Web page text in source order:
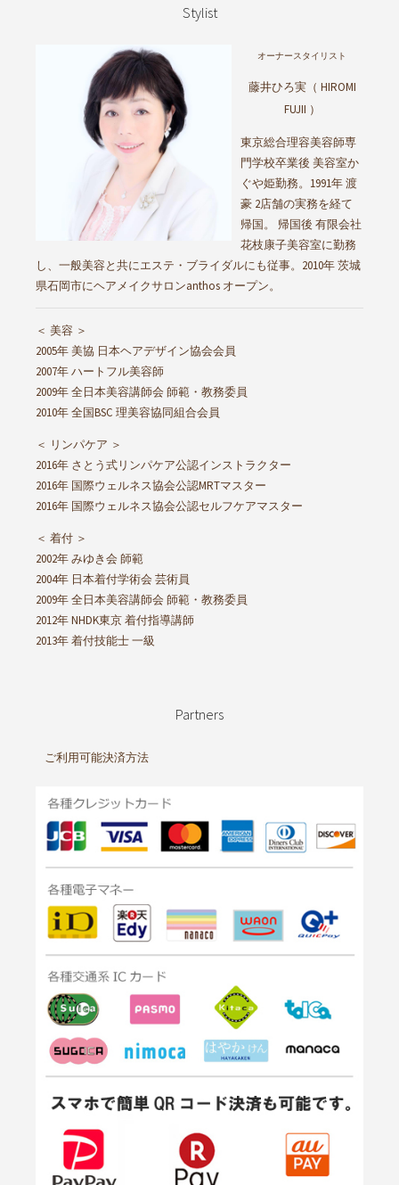
Stylist
オーナースタイリスト
藤井ひろ実（ HIROMI
FUJII ）
東京総合理容美容師専
門学校卒業後 美容室か
ぐや姫勤務。1991年 渡
豪 2店舗の実務を経て
帰国。 帰国後 有限会社
花枝康子美容室に勤務
し、一般美容と共にエステ・ブライダルにも従事。2010年 茨城
県石岡市にヘアメイクサロンanthos オープン。
＜ 美容 ＞
2005年 美協 日本ヘアデザイン協会会員
2007年 ハートフル美容師
2009年 全日本美容講師会 師範・教務委員
2010年 全国BSC 理美容協同組合会員
＜ リンパケア ＞
2016年 さとう式リンパケア公認インストラクター
2016年 国際ウェルネス協会公認MRTマスター
2016年 国際ウェルネス協会公認セルフケアマスター
＜ 着付 ＞
2002年 みゆき会 師範
2004年 日本着付学術会 芸術員
2009年 全日本美容講師会 師範・教務委員
2012年 NHDK東京 着付指導講師
2013年 着付技能士 一級
Partners
ご利用可能決済方法